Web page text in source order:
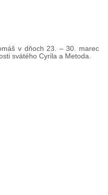
v dňoch 23. – 30. marec
svätého Cyrila a Metoda.